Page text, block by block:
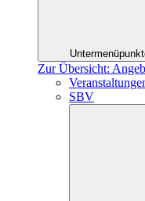
Zur Übersicht:
SBV